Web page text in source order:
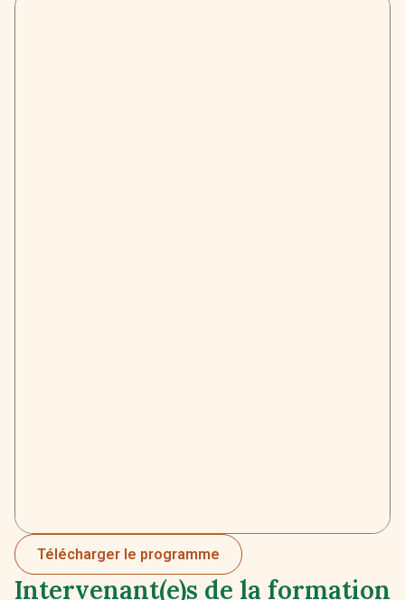
Télécharger le programme
Intervenant(e)s de la formation